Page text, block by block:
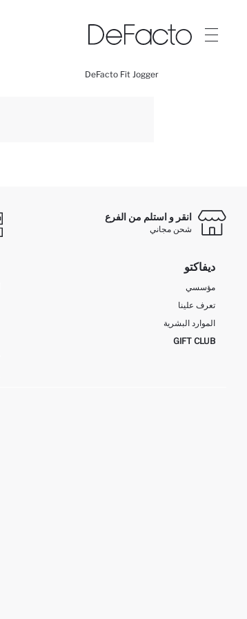
DeFacto Fit Jogger
انقر و استلم من الفرع
شحن مجاني
ديفاكتو
مؤسسي
تعرف علينا
الموارد البشرية
GIFT CLUB